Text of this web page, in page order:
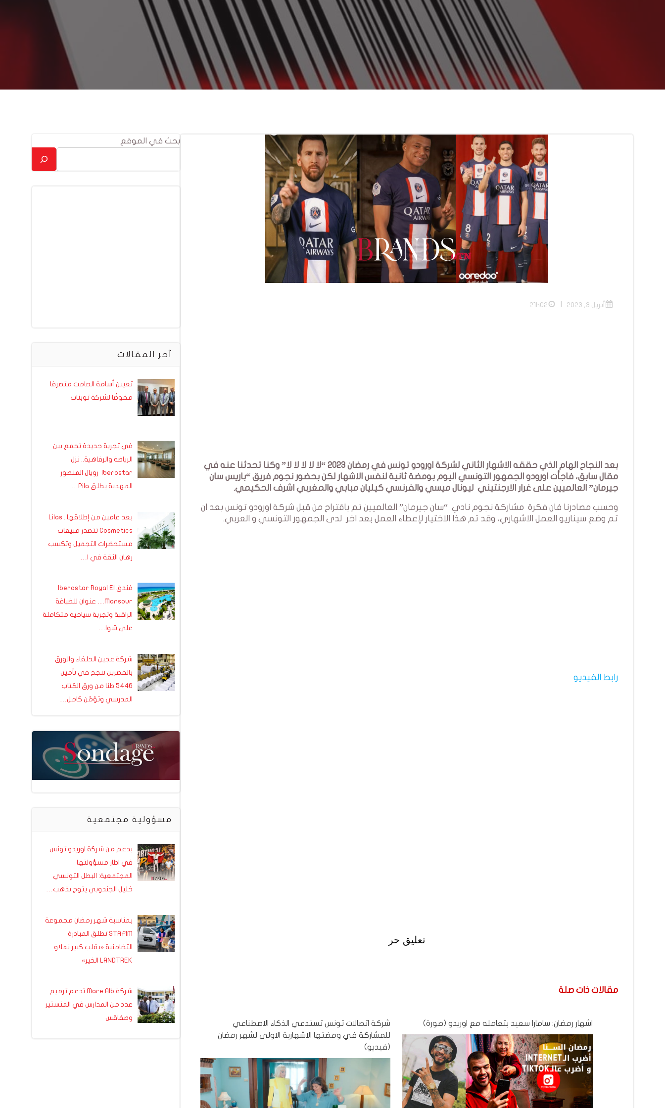
أبريل 3, 2023 21h02
بعد النجاح الهام الذي حققه الاشهار الثاني لشركة اورودو تونس في رمضان 2023 “لا لا لا لا لا” وكنا تحدثنا عنه في
مقال سابق، فاجأت اورودو الجمهور التونسي اليوم بومضة ثانية لنفس الاشهار لكن بحضور نجوم فريق “باريس سان
جيرمان” العالميين على غرار الارجنتيني ليونال ميسي والفرنسي كيليان مبابي والمغربي اشرف الحكيمي.
وحسب مصادرنا فان فكرة مشاركة نجوم نادي “سان جيرمان” العالميين تم باقتراح من قبل شركة اورودو تونس بعد ان
تم وضع سيناريو العمل الاشهاري، وقد تم هذا الاختيار لإعطاء العمل بعد اخر لدى الجمهور التونسي و العربي.
رابط الفيديو
تعليق حر
مقالات ذات صلة
اشهار رمضان: سامارا سعيد بتعامله مع اوريدو (صورة)
شركة اتصالات تونس تستدعي الذكاء الاصطناعي
للمشاركة في ومضتها الاشهارية الاولى لشهر رمضان
(فيديو)
بحث في الموقع
آخر المقالات
تعيين أسامة الصامت متصرفا
مفوضًا لشركة توبنات
في تجربة جديدة تجمع بين
الرياضة والرفاهية.. نزل
Iberostar رويال المنصور
المهدية يطلق Pila…
بعد عامين من إطلاقها.. Lilas
Cosmetics تتصدر مبيعات
مستحضرات التجميل وتكسب
رهان الثقة في ا…
فندق Iberostar Royal El
Mansour… عنوان للضيافة
الراقية وتجربة سياحية متكاملة
على شوا…
شركة عجين الحلفاء والورق
بالقصرين تنجح في تأمين
5446 طنا من ورق الكتاب
المدرسي وتؤمّن كامل…
مسؤولية مجتمعية
بدعم من شركة اوريدو تونس
في اطار مسؤولتها
المجتمعية: البطل التونسي
خليل الجندوبي يتوج بذهب…
بمناسبة شهر رمضان مجموعة
STAFIM تطلق المبادرة
التضامنية «بقلب كبير نملاو
LANDTREK الخير»
شركة Mare Alb تدعم ترميم
عدد من المدارس في المنستير
وصفاقس